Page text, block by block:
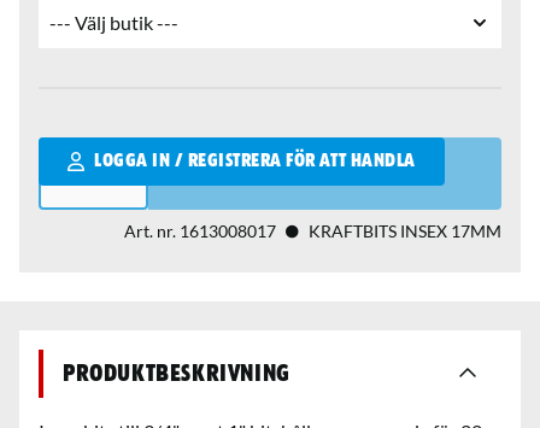
LOGGA IN / REGISTRERA FÖR ATT HANDLA
Qantity
Art. nr. 1613008017 KRAFTBITS INSEX 17MM
Produktbeskrivning